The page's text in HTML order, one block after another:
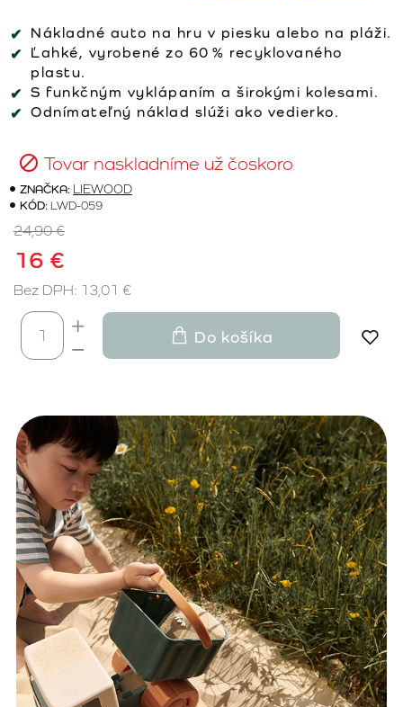
Nákladné auto na hru v piesku alebo na pláži.
Ľahké, vyrobené zo 60 % recyklovaného
plastu.
S funkčným vyklápaním a širokými kolesami.
Odnímateľný náklad slúži ako vedierko.
Tovar naskladníme už čoskoro
ZNAČKA: LIEWOOD
KÓD: LWD-059
16 €
24,90 €
Bez DPH: 13,01 €
Do košíka